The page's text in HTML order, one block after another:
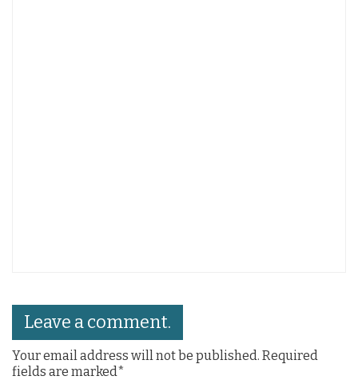
Leave a comment.
Your email address will not be published. Required
fields are marked*